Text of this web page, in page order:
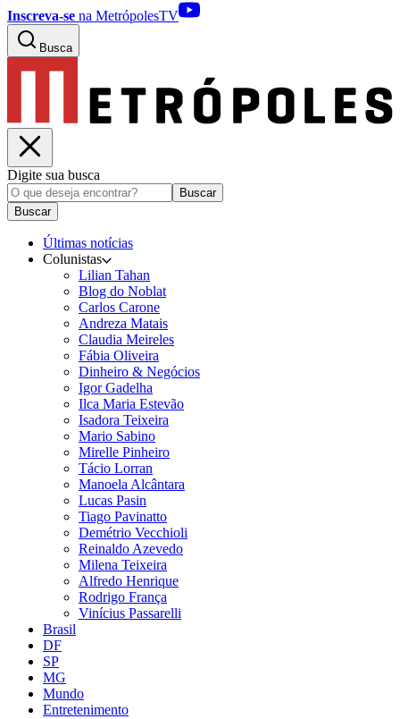
Inscreva-se na MetrópolesTV
Busca
Digite sua busca
Buscar
Buscar
Últimas notícias
Colunistas
Lilian Tahan
Blog do Noblat
Carlos Carone
Andreza Matais
Claudia Meireles
Fábia Oliveira
Dinheiro & Negócios
Igor Gadelha
Ilca Maria Estevão
Isadora Teixeira
Mario Sabino
Mirelle Pinheiro
Tácio Lorran
Manoela Alcântara
Lucas Pasin
Tiago Pavinatto
Demétrio Vecchioli
Reinaldo Azevedo
Milena Teixeira
Alfredo Henrique
Rodrigo França
Vinícius Passarelli
Brasil
DF
SP
MG
Mundo
Entretenimento